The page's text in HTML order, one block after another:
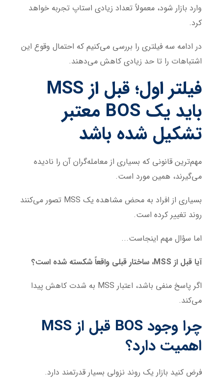
وارد بازار شود، معمولاً تعداد زیادی استاپ تجربه خواهد
کرد.
در ادامه سه فیلتری را بررسی می‌کنیم که احتمال وقوع این
اشتباهات را تا حد زیادی کاهش می‌دهند.
فیلتر اول؛ قبل از MSS
باید یک BOS معتبر
تشکیل شده باشد
مهم‌ترین قانونی که بسیاری از معامله‌گران آن را نادیده
می‌گیرند، همین مورد است.
بسیاری از افراد به محض مشاهده یک MSS تصور می‌کنند
روند تغییر کرده است.
اما سؤال مهم اینجاست...
آیا قبل از MSS، ساختار قبلی واقعاً شکسته شده است؟
اگر پاسخ منفی باشد، اعتبار MSS به شدت کاهش پیدا
می‌کند.
چرا وجود BOS قبل از MSS
اهمیت دارد؟
فرض کنید بازار یک روند نزولی بسیار قدرتمند دارد.